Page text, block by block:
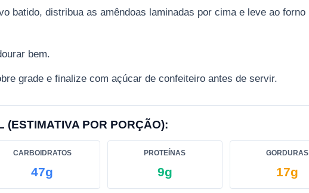
batido, distribua as amêndoas laminadas por cima e leve ao forno
bem.
grade e finalize com açúcar de confeiteiro antes de servir.
(ESTIMATIVA POR PORÇÃO):
CARBOIDRATOS
47g
PROTEÍNAS
9g
GORDURAS
17g